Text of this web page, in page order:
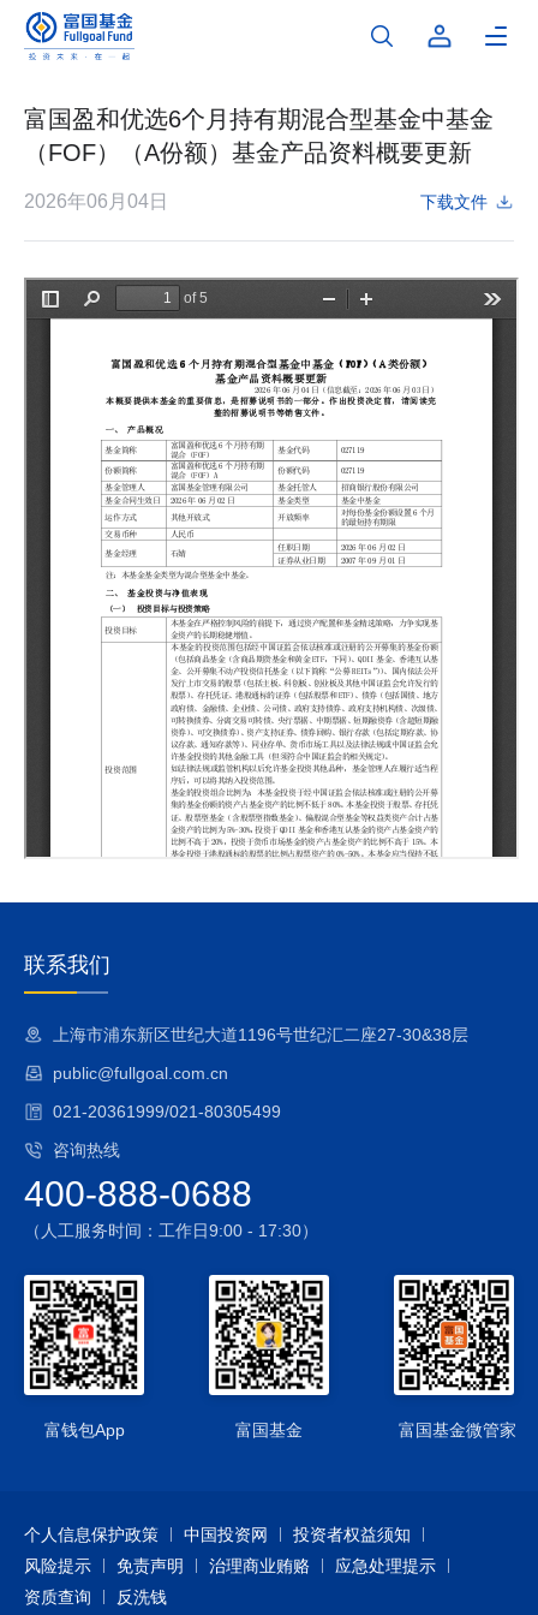
富国盈和优选6个月持有期混合型基金中基金
（FOF）（A份额）基金产品资料概要更新
2026年06月04日 下载文件
联系我们
上海市浦东新区世纪大道1196号世纪汇二座27-30&38层
public@fullgoal.com.cn
021-20361999/021-80305499
咨询热线
400-888-0688
（人工服务时间：工作日9:00 - 17:30）
富钱包App 富国基金 富国基金微管家
个人信息保护政策 中国投资网
投资者权益须知
风险提示
免责声明 治理商业贿赂
应急处理提示
资质查询
反洗钱